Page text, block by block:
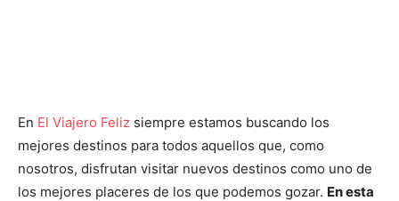
En El Viajero Feliz siempre estamos buscando los
mejores destinos para todos aquellos que, como
nosotros, disfrutan visitar nuevos destinos como uno de
los mejores placeres de los que podemos gozar. En esta